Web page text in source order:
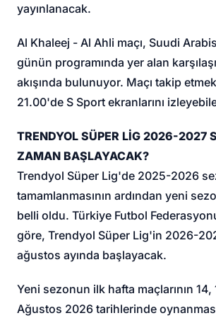
yayınlanacak.
Al Khaleej - Al Ahli maçı, Suudi
günün programında yer alan
akışında bulunuyor. Maçı takip
21.00'de S Sport ekranlarını
TRENDYOL SÜPER LİG 2026-2027
ZAMAN BAŞLAYACAK?
Trendyol Süper Lig'de 2025-2026
tamamlanmasının ardından yeni
belli oldu. Türkiye Futbol
göre, Trendyol Süper Lig'in 2026-
ağustos ayında başlayacak.
Yeni sezonun ilk hafta maçlarının 14,
Ağustos 2026 tarihlerinde